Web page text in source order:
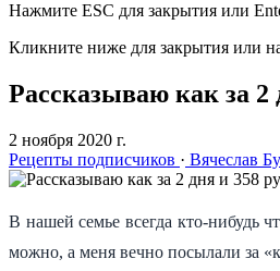
Нажмите ESC для закрытия или
Кликните ниже для закрытия или
Рассказываю как за
2 ноября 2020 г.
Рецепты подписчиков · Вячеслав
В нашей семье всегда кто-нибудь
можно, а меня вечно посылали за